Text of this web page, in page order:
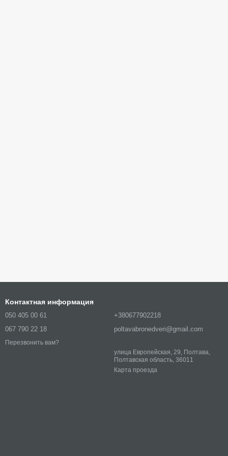
Контактная информация
050 405 00 61
067 790 22 18
Перезвонить вам?
+380677902218
poltavabronedveri@gmail.com
улица Европейская, 29, Полтава,
Полтавская область, 36011
Карта проезда